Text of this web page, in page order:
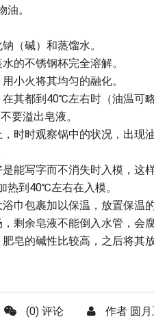
。
（碱）和蒸馏水。
的不锈钢杯完全溶解。
小火将其均匀的融化。
其都到40℃左右时（油温可
要溢出皂液。
时时观察锅中的状况，出现
能写字而不消失时入模，这
热到40℃左右在入模。
巾包裹加以保温，放置保温
剩余皂液不能倒入水管，会
皂的碱性比较高，之后将其
(0) 评论 作者 圆